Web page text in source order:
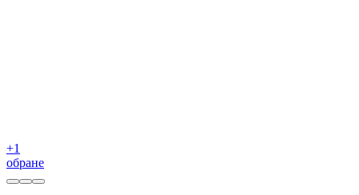
+1
обране